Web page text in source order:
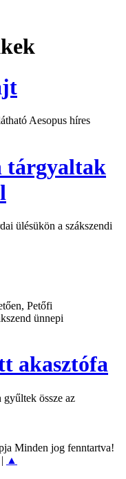
Aesopus híres
tárgyaltak
ülésükön a szákszendi
Petőfi
ünnepi
akasztófa
gyűltek össze az
Minden jog fenntartva!
| ▲